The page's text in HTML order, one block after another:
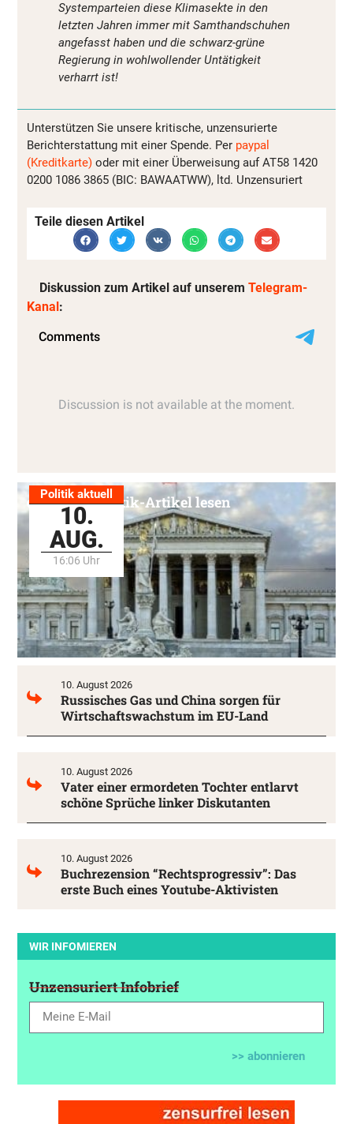
Systemparteien diese Klimasekte in den
letzten Jahren immer mit Samthandschuhen
angefasst haben und die schwarz-grüne
Regierung in wohlwollender Untätigkeit
verharrt ist!
Unterstützen Sie unsere kritische, unzensurierte
Berichterstattung mit einer Spende. Per paypal
(Kreditkarte) oder mit einer Überweisung auf AT58 1420
0200 1086 3865 (BIC: BAWAATWW), ltd. Unzensuriert
Teile diesen Artikel
Diskussion zum Artikel auf unserem Telegram-
Kanal:
Politik aktuell
10.
AUG.
16:06 Uhr
Alle Politik-Artikel lesen
10. August 2026
Russisches Gas und China sorgen für
Wirtschaftswachstum im EU-Land
10. August 2026
Vater einer ermordeten Tochter entlarvt
schöne Sprüche linker Diskutanten
10. August 2026
Buchrezension “Rechtsprogressiv”: Das
erste Buch eines Youtube-Aktivisten
WIR INFOMIEREN
Unzensuriert Infobrief
>> abonnieren